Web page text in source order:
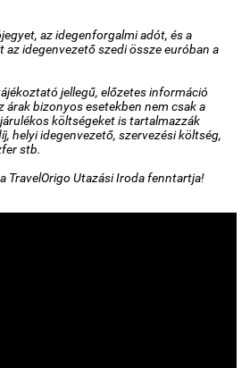
az idegenforgalmi adót, és a
idegenvezető szedi össze euróban a
jellegű, előzetes információ
bizonyos esetekben nem csak a
költségeket is tartalmazzák
helyi idegenvezető, szervezési költség,
stb.
TravelOrigo Utazási Iroda fenntartja!